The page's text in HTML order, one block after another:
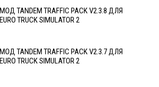
МОД TANDEM TRAFFIC PACK V2.3.8 ДЛЯ
EURO TRUCK SIMULATOR 2
МОД TANDEM TRAFFIC PACK V2.3.7 ДЛЯ
EURO TRUCK SIMULATOR 2